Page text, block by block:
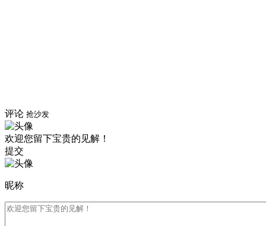
评论 抢沙发
欢迎您留下宝贵的见解！
提交
昵称